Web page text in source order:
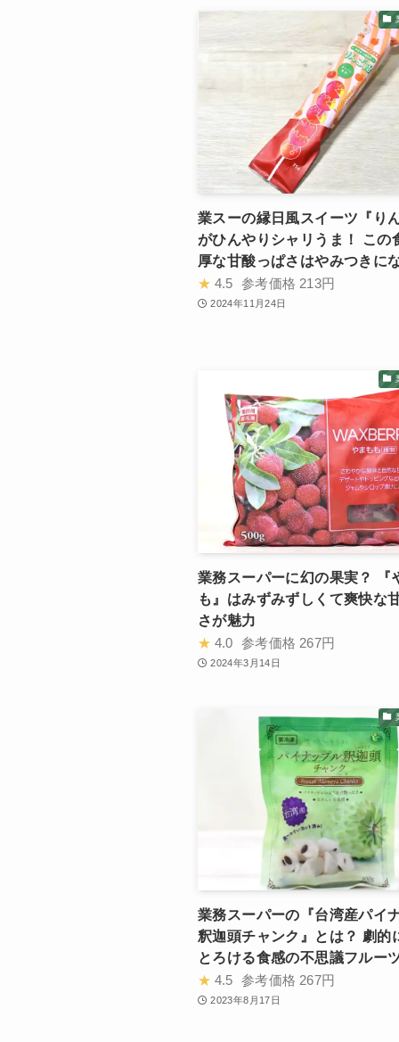
業スーの縁日風スイーツ『り
がひんやりシャリうま！ この
厚な甘酸っぱさはやみつきに
★ 4.5 参考価格 213円
2024年11月24日
業務スーパーに幻の果実？ 『
も』はみずみずしくて爽快な
さが魅力
★ 4.0 参考価格 267円
2024年3月14日
業務スーパーの『台湾産パイ
釈迦頭チャンク』とは？ 劇的
とろける食感の不思議フルー
★ 4.5 参考価格 267円
2023年8月17日